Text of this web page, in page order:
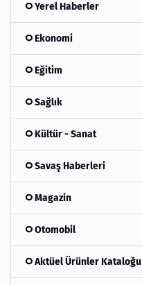
Yerel Haberler
Ekonomi
Eğitim
Sağlık
Kültür - Sanat
Savaş Haberleri
Magazin
Otomobil
Aktüel Ürünler Kataloğu